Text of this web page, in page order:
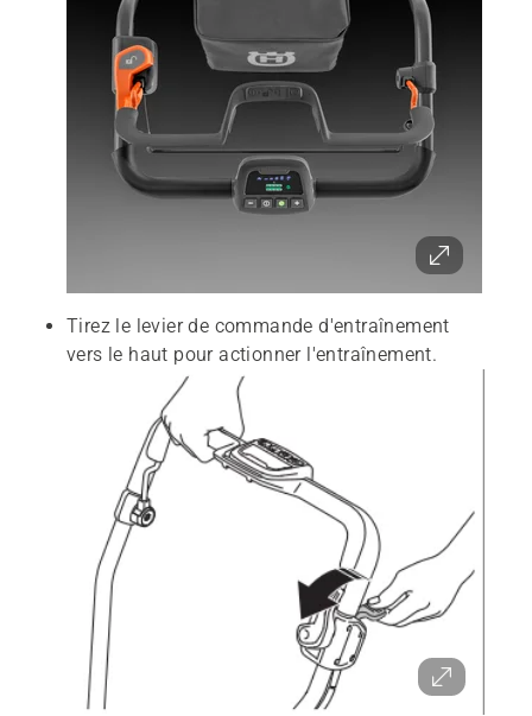
Tirez le levier de commande d'entraînement
vers le haut pour actionner l'entraînement.